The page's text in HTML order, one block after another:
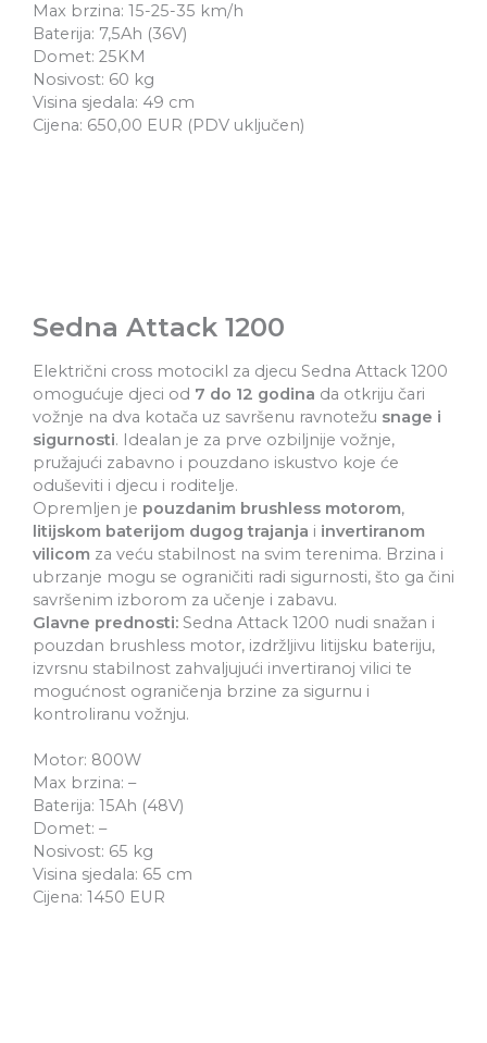
Max brzina: 15-25-35 km/h
Baterija: 7,5Ah (36V)
Domet: 25KM
Nosivost: 60 kg
Visina sjedala: 49 cm
Cijena: 650,00 EUR (PDV uključen)
Sedna Attack 1200
Električni cross motocikl za djecu Sedna Attack 1200
omogućuje djeci od 7 do 12 godina da otkriju čari
vožnje na dva kotača uz savršenu ravnotežu snage i
sigurnosti. Idealan je za prve ozbiljnije vožnje,
pružajući zabavno i pouzdano iskustvo koje će
oduševiti i djecu i roditelje.
Opremljen je pouzdanim brushless motorom,
litijskom baterijom dugog trajanja i invertiranom
vilicom za veću stabilnost na svim terenima. Brzina i
ubrzanje mogu se ograničiti radi sigurnosti, što ga čini
savršenim izborom za učenje i zabavu.
Glavne prednosti: Sedna Attack 1200 nudi snažan i
pouzdan brushless motor, izdržljivu litijsku bateriju,
izvrsnu stabilnost zahvaljujući invertiranoj vilici te
mogućnost ograničenja brzine za sigurnu i
kontroliranu vožnju.
Motor: 800W
Max brzina: –
Baterija: 15Ah (48V)
Domet: –
Nosivost: 65 kg
Visina sjedala: 65 cm
Cijena: 1450 EUR